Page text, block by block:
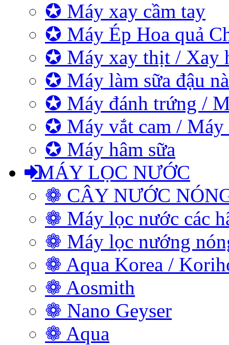
✪ Máy xay cầm tay
✪ Máy Ép Hoa quả
✪ Máy xay thịt / Xay
✪ Máy làm sữa đậu
✪ Máy đánh trứng /
✪ Máy vắt cam / Máy
✪ Máy hâm sữa
MÁY LỌC NƯỚC
❁ CÂY NƯỚC
❁ Máy lọc nước các
❁ Máy lọc nướng
❁ Aqua Korea /
❁ Aosmith
❁ Nano Geyser
❁ Aqua